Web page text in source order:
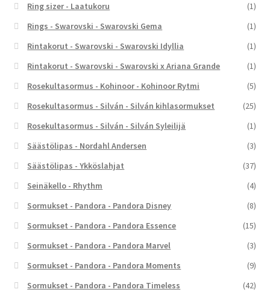
Ring sizer - Laatukoru
(1)
Rings - Swarovski - Swarovski Gema
(1)
Rintakorut - Swarovski - Swarovski Idyllia
(1)
Rintakorut - Swarovski - Swarovski x Ariana Grande
(1)
Rosekultasormus - Kohinoor - Kohinoor Rytmi
(5)
Rosekultasormus - Silván - Silván kihlasormukset
(25)
Rosekultasormus - Silván - Silván Syleilijä
(1)
Säästölipas - Nordahl Andersen
(3)
Säästölipas - Ykköslahjat
(37)
Seinäkello - Rhythm
(4)
Sormukset - Pandora - Pandora Disney
(8)
Sormukset - Pandora - Pandora Essence
(15)
Sormukset - Pandora - Pandora Marvel
(3)
Sormukset - Pandora - Pandora Moments
(9)
Sormukset - Pandora - Pandora Timeless
(42)